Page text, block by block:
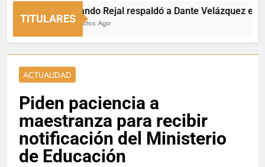
TITULARES
Fernando Rejal respaldó a Dante Velázquez en el
33 Minutos Ago
ACTUALIDAD
Piden paciencia a
maestranza para recibir
notificación del Ministerio
de Educación